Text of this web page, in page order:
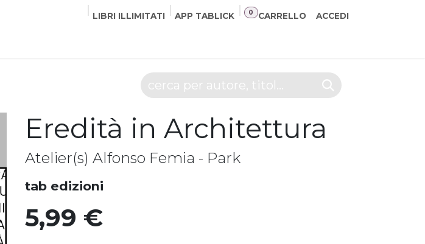
LIBRI ILLIMITATI APP TABLICK CARRELLO
0 ACCEDI
Eredità in Architettura
Atelier(s) Alfonso Femia - Park
tab edizioni
5,99 €